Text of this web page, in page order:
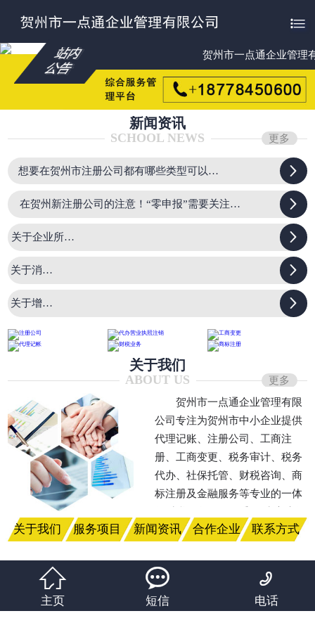

贺州市一点通企业管理
新闻资讯
SCHOOL NEWS 更多
想要在贺州市注册公司都有哪些类型可以选择 
在贺州新注册公司的注意！“零申报”需要关注的几个要点 
关于企业所得税 
关于消费税 
关于增值税 
关于我们
ABOUT US
更多
贺州市一点通企业管理有限
公司专注为贺州市中小企业提供
代理记账、注册公司、工商注
册、工商变更、税务审计、税务
代办、社保托管、财税咨询、商
标注册及金融服务等专业的一体
供更专业、严谨、全面靠的服
富’的企业经营理念，坚持以‘用
心服务客户’的行动宣言，利用自
己的专业不断开拓，严格依据相
关于我们 服务项目 新闻资讯 合作企业 联系方式

主页

短信

电话